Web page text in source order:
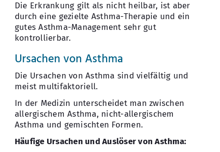
Die Erkrankung gilt als nicht heilbar, ist aber
durch eine gezielte Asthma-Therapie und ein
gutes Asthma-Management sehr gut
kontrollierbar.
Ursachen von Asthma
Die Ursachen von Asthma sind vielfältig und
meist multifaktoriell.
In der Medizin unterscheidet man zwischen
allergischem Asthma, nicht-allergischem
Asthma und gemischten Formen.
Häufige Ursachen und Auslöser von Asthma: